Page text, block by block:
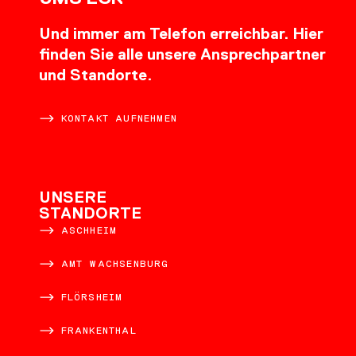
Und immer am Telefon erreichbar. Hier
finden Sie alle unsere Ansprechpartner
und Standorte.
KONTAKT AUFNEHMEN
UNSERE
STANDORTE
ASCHHEIM
AMT WACHSENBURG
FLÖRSHEIM
FRANKENTHAL